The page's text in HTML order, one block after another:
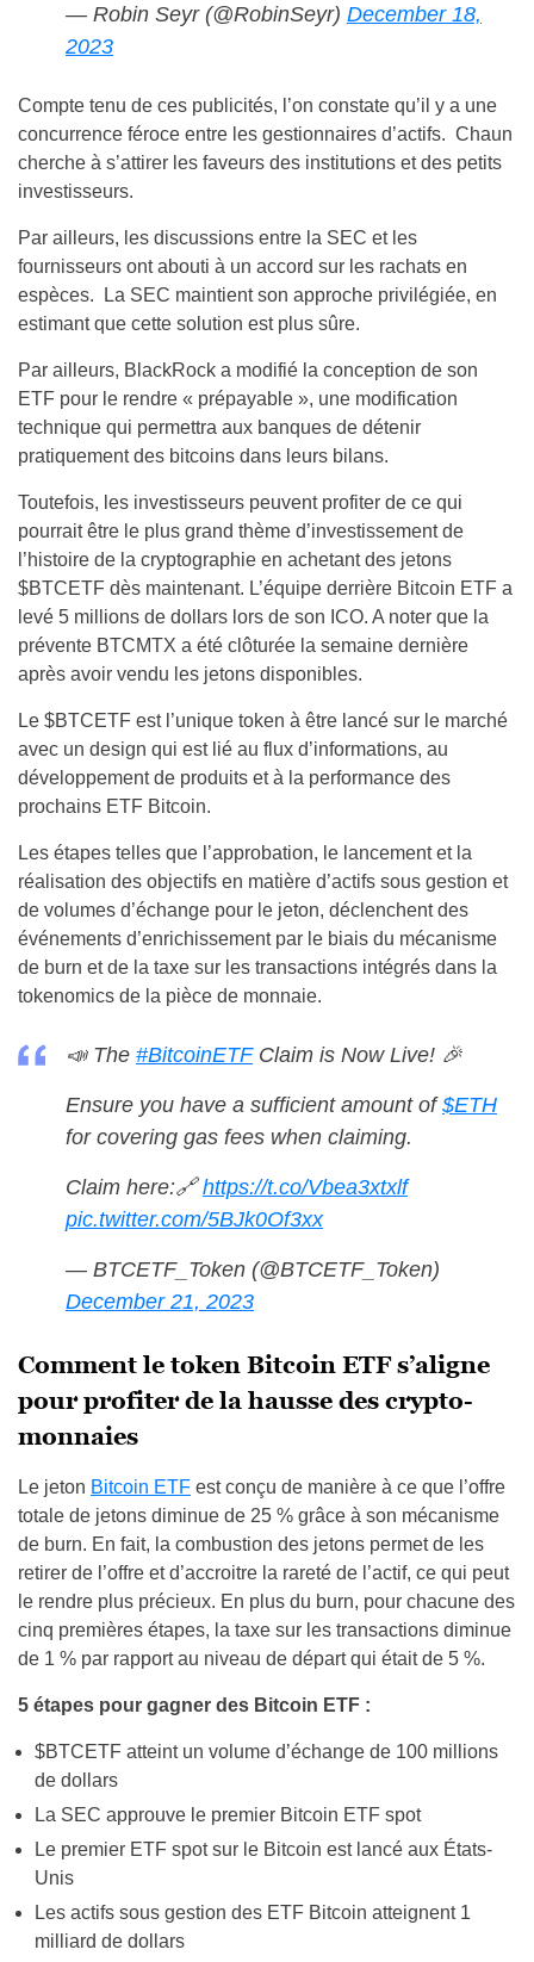
— Robin Seyr (@RobinSeyr) December 18,
2023
Compte tenu de ces publicités, l’on constate qu’il y a une
concurrence féroce entre les gestionnaires d’actifs. Chaun
cherche à s’attirer les faveurs des institutions et des petits
investisseurs.
Par ailleurs, les discussions entre la SEC et les
fournisseurs ont abouti à un accord sur les rachats en
espèces. La SEC maintient son approche privilégiée, en
estimant que cette solution est plus sûre.
Par ailleurs, BlackRock a modifié la conception de son
ETF pour le rendre « prépayable », une modification
technique qui permettra aux banques de détenir
pratiquement des bitcoins dans leurs bilans.
Toutefois, les investisseurs peuvent profiter de ce qui
pourrait être le plus grand thème d’investissement de
l’histoire de la cryptographie en achetant des jetons
$BTCETF dès maintenant. L’équipe derrière Bitcoin ETF a
levé 5 millions de dollars lors de son ICO. A noter que la
prévente BTCMTX a été clôturée la semaine dernière
après avoir vendu les jetons disponibles.
Le $BTCETF est l’unique token à être lancé sur le marché
avec un design qui est lié au flux d’informations, au
développement de produits et à la performance des
prochains ETF Bitcoin.
Les étapes telles que l’approbation, le lancement et la
réalisation des objectifs en matière d’actifs sous gestion et
de volumes d’échange pour le jeton, déclenchent des
événements d’enrichissement par le biais du mécanisme
de burn et de la taxe sur les transactions intégrés dans la
tokenomics de la pièce de monnaie.
📣 The #BitcoinETFClaim is Now Live! 🎉
Ensure you have a sufficient amount of$ETH
for covering gas fees when claiming.
Claim here:🔗https://t.co/Vbea3xtxlf
pic.twitter.com/5BJk0Of3xx
— BTCETF_Token (@BTCETF_Token)
December 21, 2023
Comment le token Bitcoin ETF s’aligne
pour profiter de la hausse des crypto-
monnaies
Le jeton Bitcoin ETF est conçu de manière à ce que l’offre
totale de jetons diminue de 25 % grâce à son mécanisme
de burn. En fait, la combustion des jetons permet de les
retirer de l’offre et d’accroitre la rareté de l’actif, ce qui peut
le rendre plus précieux. En plus du burn, pour chacune des
cinq premières étapes, la taxe sur les transactions diminue
de 1 % par rapport au niveau de départ qui était de 5 %.
5 étapes pour gagner des Bitcoin ETF :
$BTCETF atteint un volume d’échange de 100 millions
de dollars
La SEC approuve le premier Bitcoin ETF spot
Le premier ETF spot sur le Bitcoin est lancé aux États-
Unis
Les actifs sous gestion des ETF Bitcoin atteignent 1
milliard de dollars